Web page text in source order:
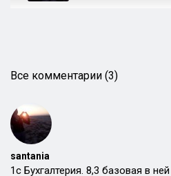
Все комментарии (3)
santania
1с Бухгалтерия. 8,3 базовая в